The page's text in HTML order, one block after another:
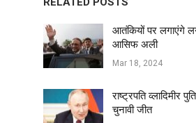
आतंकियों पर लगाएंगे
आसिफ अली
Mar 18, 2024
राष्ट्रपति व्लादिमीर
चुनावी जीत